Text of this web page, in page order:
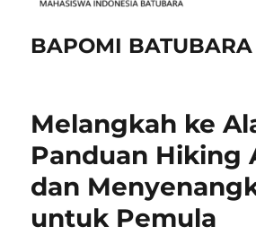
BAPOMI BATUBARA
Melangkah ke
Panduan Hiking
dan
untuk Pemula